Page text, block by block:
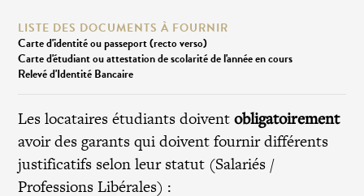
LISTE DES DOCUMENTS À FOURNIR
Carte d'identité ou passeport (recto verso)
Carte d'étudiant ou attestation de scolarité de l'année en cours
Relevé d'Identité Bancaire
Les locataires étudiants doiventobligatoirement
avoir des garants qui doivent fournir différents
justificatifs selon leur statut (Salariés /
Professions Libérales) :